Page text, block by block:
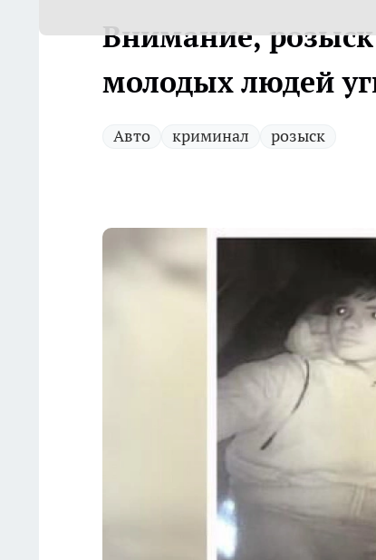
Внимание,
молодых людей
Авто криминал розыск